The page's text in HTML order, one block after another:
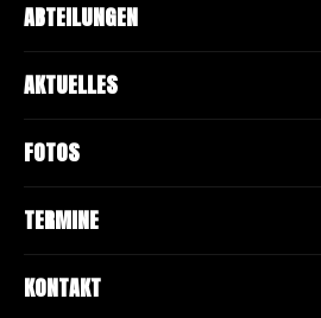
ABTEILUNGEN
AKTUELLES
FOTOS
TERMINE
KONTAKT